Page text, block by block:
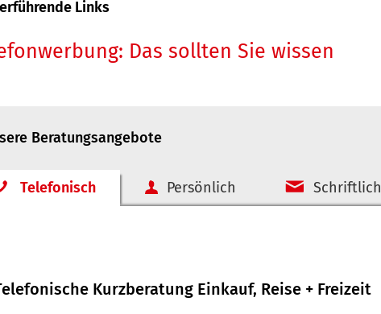
Links
Das sollten Sie wissen
Beratungsangebote
Telefonisch Persönlich Schriftlich
Kurzberatung Einkauf, Reise + Freizeit